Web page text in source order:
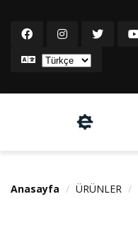
Anasayfa ÜRÜNLER